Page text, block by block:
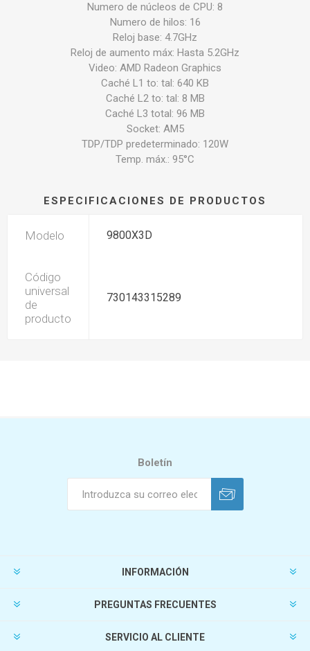
Numero de núcleos de CPU: 8
Numero de hilos: 16
Reloj base: 4.7GHz
Reloj de aumento máx: Hasta 5.2GHz
Video: AMD Radeon Graphics
Caché L1 to: tal: 640 KB
Caché L2 to: tal: 8 MB
Caché L3 total: 96 MB
Socket: AM5
TDP/TDP predeterminado: 120W
Temp. máx.: 95°C
ESPECIFICACIONES DE PRODUCTOS
Modelo 9800X3D
Código
universal
de
producto
730143315289
Boletín
INFORMACIÓN
PREGUNTAS FRECUENTES
SERVICIO AL CLIENTE